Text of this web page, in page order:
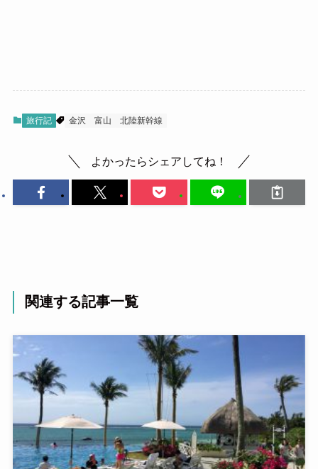
旅行記 金沢 富山 北陸新幹線
よかったらシェアしてね！
関連する記事一覧